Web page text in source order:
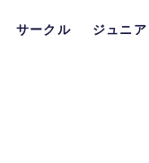
サークル ジュニア